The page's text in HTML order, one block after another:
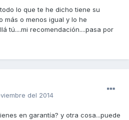
lo que te he dicho tiene su
más o menos igual y lo he
tú....mi recomendación....pasa por
del 2014
en garantía? y otra cosa...puede